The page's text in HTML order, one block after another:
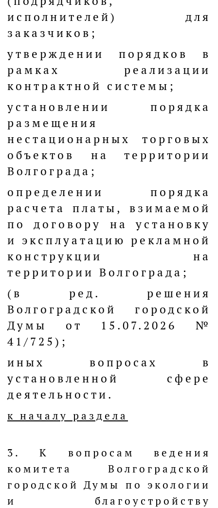
исполнителей) для
заказчиков;
утверждении порядков в
рамках реализации
контрактной системы;
установлении порядка
размещения
нестационарных торговых
объектов на территории
Волгограда;
определении порядка
расчета платы, взимаемой
по договору на установку
и эксплуатацию рекламной
конструкции на
территории Волгограда;
(в ред. решения
Волгоградской городской
Думы от 15.07.2026 №
41/725);
иных вопросах в
установленной сфере
деятельности.
к началу раздела
3. К вопросам ведения
комитета Волгоградской
городской Думы по экологии
и благоустройству